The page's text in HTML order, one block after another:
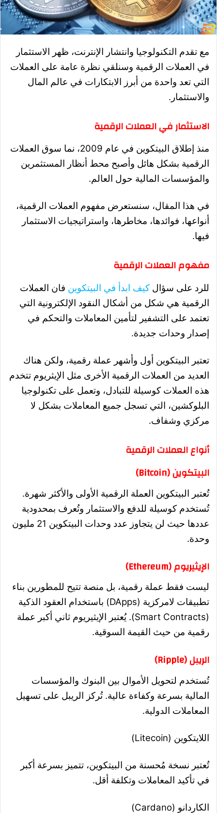
مع تقدم التكنولوجيا وانتشار الإنترنت، ظهر الاستثمار
في العملات الرقمية وسنلقي نظرة عامة على العملات
التي تعد واحدة من أبرز الابتكارات في عالم المال
والاستثمار.
الاستثمار في العملات الرقمية
منذ إطلاق البيتكوين في عام 2009، نما سوق العملات
الرقمية بشكل هائل وأصبح محط أنظار المستثمرين
والمؤسسات المالية حول العالم.
في هذا المقال، سنستعرض مفهوم العملات الرقمية،
أنواعها، فوائدها، مخاطرها، واستراتيجيات الاستثمار
فيها.
مفهوم العملات الرقمية
للرد على سؤال كيف ابدأ في البيتكوين فان العملات
الرقمية هي شكل من أشكال النقود الإلكترونية التي
تعتمد على التشفير لتأمين المعاملات والتحكم في
إصدار وحدات جديدة.
تعتبر البيتكوين أول وأشهر عملة رقمية، ولكن هناك
العديد من العملات الرقمية الأخرى مثل الإيثريوم تتخدم
هذه العملات كوسيلة للتبادل، وتعمل على تكنولوجيا
البلوكشين، التي تسجل جميع المعاملات بشكل لا
مركزي وشفاف.
أنواع العملات الرقمية
البيتكوين (Bitcoin)
تُعتبر البيتكوين العملة الرقمية الأولى والأكثر شهرة.
تُستخدم كوسيلة للدفع والاستثمار وتُعرف بمحدودية
عددها حيث لن يتجاوز عدد وحدات البيتكوين 21 مليون
وحدة.
الإيثيريوم (Ethereum)
ليست فقط عملة رقمية، بل منصة تتيح للمطورين بناء
تطبيقات لامركزية (DApps) باستخدام العقود الذكية
(Smart Contracts). يُعتبر الإيثيريوم ثاني أكبر عملة
رقمية من حيث القيمة السوقية.
الريبل (Ripple)
تُستخدم لتحويل الأموال بين البنوك والمؤسسات
المالية بسرعة وكفاءة عالية. تُركز الريبل على تسهيل
المعاملات الدولية.
اللايتكوين (Litecoin)
تُعتبر نسخة مُحسنة من البيتكوين، تتميز بسرعة أكبر
في تأكيد المعاملات وتكلفة أقل.
الكاردانو (Cardano)